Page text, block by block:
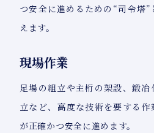
つ安全に進めるための“司令塔
えます。
現場作業
足場の組立や主桁の架設、鍛
立など、高度な技術を要する
が正確かつ安全に進めます。